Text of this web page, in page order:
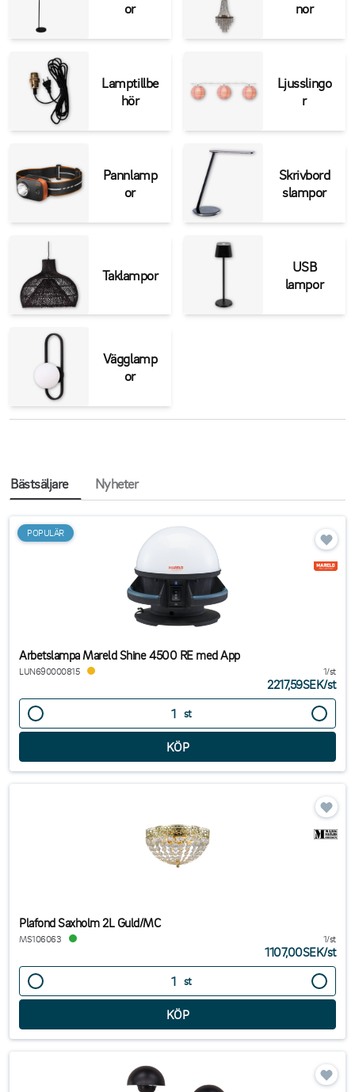
or
nor
Lamptillbe
hör
Ljusslingo
r
Pannlamp
or
Skrivbord
slampor
Taklampor
USB
lampor
Vägglamp
or
Bästsäljare Nyheter
POPULÄR
Arbetslampa Mareld Shine 4500 RE med App
LUN690000815 1/st
2217,59SEK/st
st
Plafond Saxholm 2L Guld/MC
MS106063 1/st
1107,00SEK/st
st